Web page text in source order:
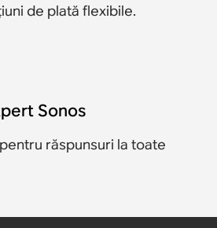
de plată flexibile.
Sonos
pentru răspunsuri la toate